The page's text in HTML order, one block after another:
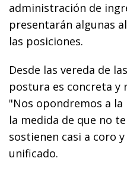
administración de
presentarán algunas
las posiciones.
Desde las vereda de
postura es concreta y
"Nos opondremos a
la medida de que no
sostienen casi a coro
unificado.